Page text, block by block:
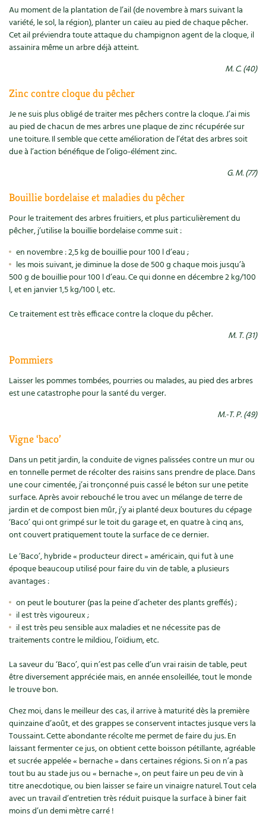
Recettes sans gluten
Recettes végétariennes et vegan
Conception et gros oeuvre
Matériaux écologiques
Énergie
Entretien de la maison
Décoration et petit bricolage
Santé et bien-être
Les plantes et leurs vertus
Soins et cosmétiques au naturel
Protéger la nature
Enfants
Actions pour la planète
Les 4 saisons
Archives
Carnets de saison
4 saisons
Vidéos et podcasts
Conseils vidéo des 4 saisons
Secrets d’abonné
Tous au jardin ! avec Pascal
La vie secrète du jardin
Entre abonné·es
Trucs & astuces
Trocs & petites annonces
Appels à témoignage
Bonnes adresses
Mieux consommer
Au moment de la plantation de l’ail (de novembre à mars suivant la
variété, le sol, la région), planter un caïeu au pied de chaque pêcher.
Cet ail préviendra toute attaque du champignon agent de la cloque, il
assainira même un arbre déjà atteint.
M. C. (40)
Zinc contre cloque du pêcher
Je ne suis plus obligé de traiter mes pêchers contre la cloque. J’ai mis
au pied de chacun de mes arbres une plaque de zinc récupérée sur
une toiture. Il semble que cette amélioration de l’état des arbres soit
due à l’action bénéfique de l’oligo-élément zinc.
G. M. (77)
Bouillie bordelaise et maladies du pêcher
Pour le traitement des arbres fruitiers, et plus particulièrement du
pêcher, j’utilise la bouillie bordelaise comme suit :
en novembre : 2,5 kg de bouillie pour 100 l d’eau ;
les mois suivant, je diminue la dose de 500 g chaque mois jusqu’à
500 g de bouillie pour 100 l d’eau. Ce qui donne en décembre 2 kg/100
l, et en janvier 1,5 kg/100 l, etc.
Ce traitement est très efficace contre la cloque du pêcher.
M. T. (31)
Pommiers
Laisser les pommes tombées, pourries ou malades, au pied des arbres
est une catastrophe pour la santé du verger.
M.-T. P. (49)
Vigne ‘baco’
Dans un petit jardin, la conduite de vignes palissées contre un mur ou
en tonnelle permet de récolter des raisins sans prendre de place. Dans
une cour cimentée, j’ai tronçonné puis cassé le béton sur une petite
surface. Après avoir rebouché le trou avec un mélange de terre de
jardin et de compost bien mûr, j’y ai planté deux boutures du cépage
‘Baco’ qui ont grimpé sur le toit du garage et, en quatre à cinq ans,
ont couvert pratiquement toute la surface de ce dernier.
Le ‘Baco’, hybride « producteur direct » américain, qui fut à une
époque beaucoup utilisé pour faire du vin de table, a plusieurs
avantages :
on peut le bouturer (pas la peine d’acheter des plants greffés) ;
il est très vigoureux ;
il est très peu sensible aux maladies et ne nécessite pas de
traitements contre le mildiou, l’oïdium, etc.
La saveur du ‘Baco’, qui n’est pas celle d’un vrai raisin de table, peut
être diversement appréciée mais, en année ensoleillée, tout le monde
le trouve bon.
Chez moi, dans le meilleur des cas, il arrive à maturité dès la première
quinzaine d’août, et des grappes se conservent intactes jusque vers la
Toussaint. Cette abondante récolte me permet de faire du jus. En
laissant fermenter ce jus, on obtient cette boisson pétillante, agréable
et sucrée appelée « bernache » dans certaines régions. Si on n’a pas
tout bu au stade jus ou « bernache », on peut faire un peu de vin à
titre anecdotique, ou bien laisser se faire un vinaigre naturel. Tout cela
avec un travail d’entretien très réduit puisque la surface à biner fait
moins d’un demi mètre carré !